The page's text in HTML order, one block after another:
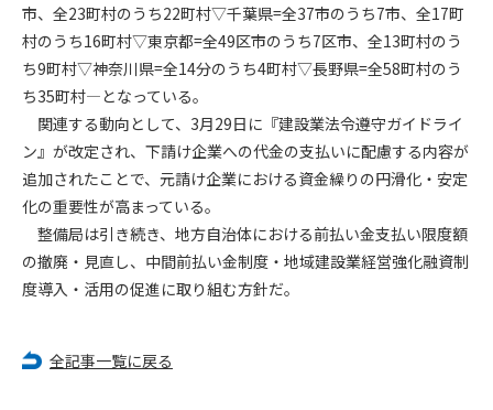
市、全23町村のうち22町村▽千葉県=全37市のうち7市、全17町
村のうち16町村▽東京都=全49区市のうち7区市、全13町村のう
ち9町村▽神奈川県=全14分のうち4町村▽長野県=全58町村のう
ち35町村―となっている。
関連する動向として、3月29日に『建設業法令遵守ガイドライ
ン』が改定され、下請け企業への代金の支払いに配慮する内容が
追加されたことで、元請け企業における資金繰りの円滑化・安定
化の重要性が高まっている。
整備局は引き続き、地方自治体における前払い金支払い限度額
の撤廃・見直し、中間前払い金制度・地域建設業経営強化融資制
度導入・活用の促進に取り組む方針だ。
全記事一覧に戻る
第4条（会員の定義と登録）
1. 管理者は前条により審査の結果、会員申込みをした者が以下
の何れかの項目に該当することがわかった場合、その者の会
員としての権限を承認しないことがあります。
(1) 会員申し込みをした者が実在しなかった場合
(2) 本規約に違反した場合/li>
(3) 会員申し込みの際、申告事項に虚偽があった場合
(4) 会員申込者が管理者所定の手続き通りに会員申込手続き処
理を行わなかった場合
(5) その他管理者が会員とすることを不適当と判断した場合
2. 管理者は承認後であっても承認した会員が前項の何れかに該
当することが判明した場合、会員資格を取り消すことがあり
第5条（IDおよびパスワードの管理）